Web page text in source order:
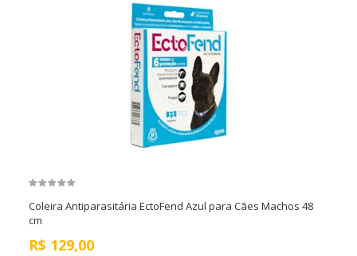
Coleira Antiparasitária EctoFend Azul para Cães Machos 48
cm
R$ 129,00